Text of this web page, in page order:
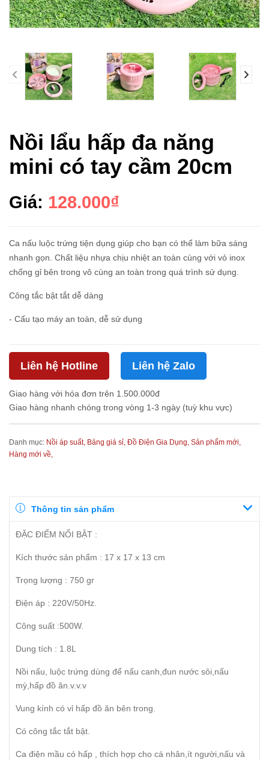
prev
Nồi lẩu hấp đa năng
mini có tay cầm 20cm
Giá: 128.000₫
Ca nấu luộc trứng tiện dụng giúp cho bạn có thể làm bữa sáng
nhanh gọn. Chất liệu nhựa chịu nhiệt an toàn cùng với vỏ inox
chống gỉ bên trong vô cùng an toàn trong quá trình sử dụng.
Công tắc bật tắt dễ dàng
- Cấu tạo máy an toàn, dễ sử dụng
Liên hệ Hotline Liên hệ Zalo
Giao hàng với hóa đơn trên 1.500.000đ
Giao hàng nhanh chóng trong vòng 1-3 ngày (tuỳ khu vực)
Danh mục: Nồi áp suất, Bảng giá sỉ, Đồ Điện Gia Dụng, Sản phẩm mới,
Hàng mới về,
Thông tin sản phẩm
ĐẶC ĐIỂM NỔI BẬT :
Kích thước sản phẩm : 17 x 17 x 13 cm
Trọng lượng : 750 gr
Điện áp : 220V/50Hz.
Công suất :500W.
Dung tích : 1.8L
Nồi nấu, luộc trứng dùng để nấu canh,đun nước sôi,nấu
mỳ,hấp đồ ăn.v.v.v
Vung kính có vỉ hấp đồ ăn bên trong.
Có công tắc tắt bật.
Ca điện mầu có hấp , thích hợp cho cá nhân,ít người,nấu và